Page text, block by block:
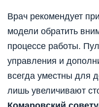
Врач рекомендует
модели обратить
процессе работы.
управления и
всегда уместны для
лишь увеличивают